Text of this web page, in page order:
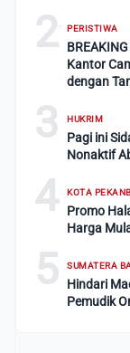
2 PERISTIWA
Kantor
dengan
3 HUKRIM
Pagi ini
Nonaktif
4 KOTA
Promo
Harga
5 SUMATERA
Hindari
Pemudik